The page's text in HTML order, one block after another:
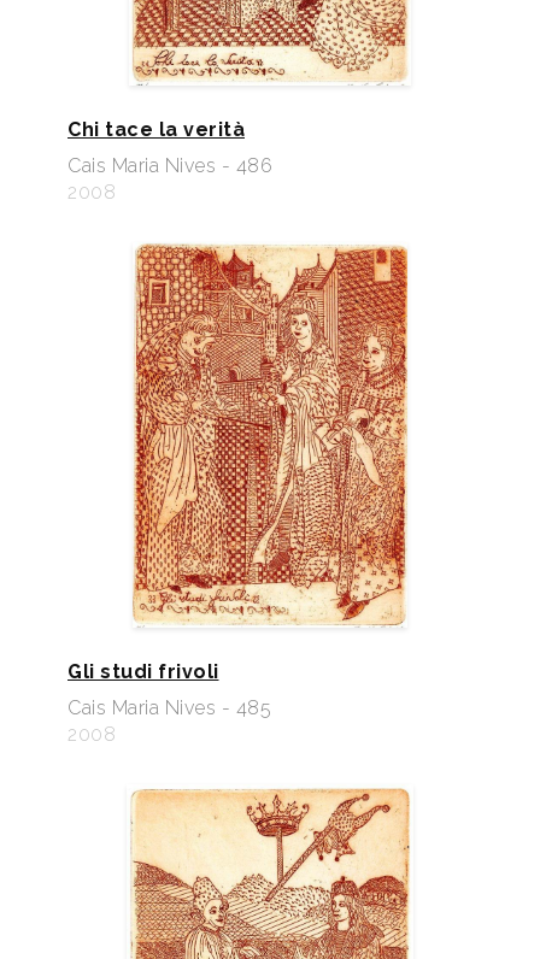
Chi tace la verità
Cais Maria Nives - 486
2008
Gli studi frivoli
Cais Maria Nives - 485
2008